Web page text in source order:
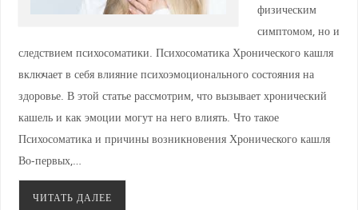
физическим
симптомом, но и
следствием психосоматики. Психосоматика Хронического кашля
включает в себя влияние психоэмоционального состояния на
здоровье. В этой статье рассмотрим, что вызывает хронический
кашель и как эмоции могут на него влиять. Что такое
Психосоматика и причины возникновения Хронического кашля
Во-первых,…
ЧИТАТЬ ДАЛЕЕ